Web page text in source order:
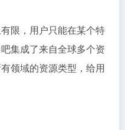
限，用户只能在某个特
集成了来自全球多个资
领域的资源类型，给用